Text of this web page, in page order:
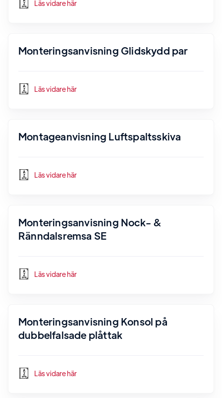
Läs vidare här
Monteringsanvisning Glidskydd par
Läs vidare här
Montageanvisning Luftspaltsskiva
Läs vidare här
Monteringsanvisning Nock- &
Ränndalsremsa SE
Läs vidare här
Monteringsanvisning Konsol på
dubbelfalsade plåttak
Läs vidare här